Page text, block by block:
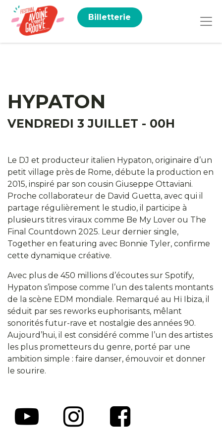
Billetterie
HYPATON
VENDREDI 3 JUILLET - 00H
Le DJ et producteur italien Hypaton, originaire d’un
petit village près de Rome, débute la production en
2015, inspiré par son cousin Giuseppe Ottaviani.
Proche collaborateur de David Guetta, avec qui il
partage régulièrement le studio, il participe à
plusieurs titres viraux comme Be My Lover ou The
Final Countdown 2025. Leur dernier single,
Together en featuring avec Bonnie Tyler, confirme
cette dynamique créative.
Avec plus de 450 millions d’écoutes sur Spotify,
Hypaton s’impose comme l’un des talents montants
de la scène EDM mondiale. Remarqué au Hï Ibiza, il
séduit par ses reworks euphorisants, mêlant
sonorités futur-rave et nostalgie des années 90.
Aujourd’hui, il est considéré comme l’un des artistes
les plus prometteurs du genre, porté par une
ambition simple : faire danser, émouvoir et donner
le sourire.